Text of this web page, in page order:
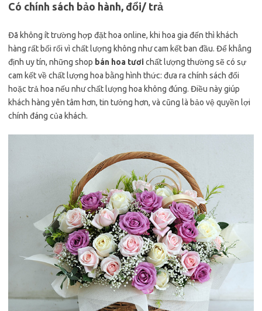
Có chính sách bảo hành, đổi/ trả
Đã không ít trường hợp đặt hoa online, khi hoa gia đến thì khách
hàng rất bối rối vì chất lượng không như cam kết ban đầu. Để khẳng
định uy tín, những shop bán hoa tươichất lượng thường sẽ có sự
cam kết về chất lượng hoa bằng hình thức: đưa ra chính sách đổi
hoặc trả hoa nếu như chất lượng hoa không đúng. Điều này giúp
khách hàng yên tâm hơn, tin tưởng hơn, và cũng là bảo vệ quyền lợi
chính đáng của khách.